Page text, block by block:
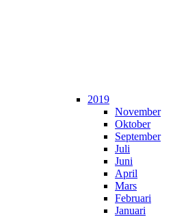
2019
November
Oktober
September
Juli
Juni
April
Mars
Februari
Januari